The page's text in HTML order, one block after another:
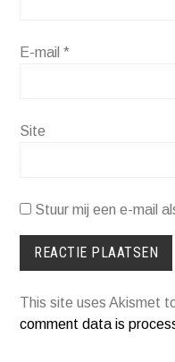
E-mail*
Site
Stuur mij een e-mail
This site uses Akismet
comment data is